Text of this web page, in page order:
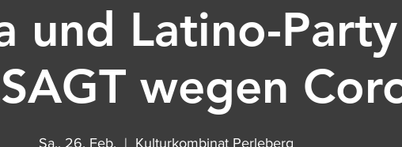
und Latino-
wegen
Sa., 26. Feb.
  |
Kulturkombinat Perleberg